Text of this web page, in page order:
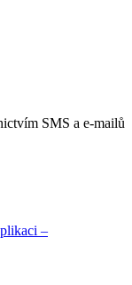
SMS a e-mailů
–